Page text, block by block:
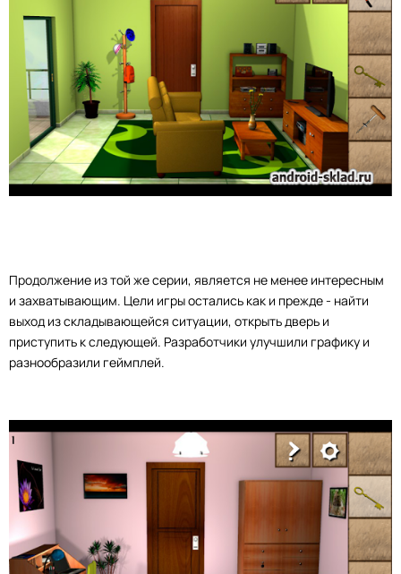
Продолжение из той же серии, является не менее интересным
и захватывающим. Цели игры остались как и прежде - найти
выход из складывающейся ситуации, открыть дверь и
приступить к следующей. Разработчики улучшили графику и
разнообразили геймплей.